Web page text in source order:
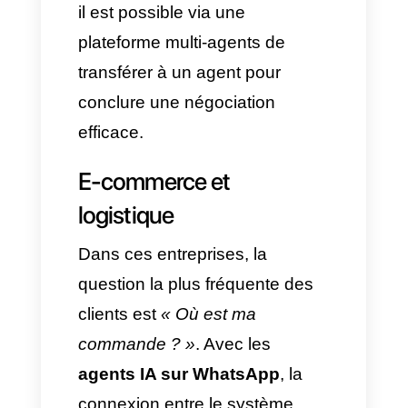
un processus coûteux et
nécessite des experts en
développement de code »
Vérité :
fournisseur comme
l’intégration de l’API
Officielle permet de rendre
ce processus rapide et
intuitif. Les entreprises
peuvent créer et
personnaliser leur propre